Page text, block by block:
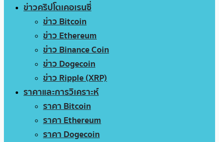
ข่าวคริปโตเคอเรนซี่
ข่าว Bitcoin
ข่าว Ethereum
ข่าว Binance Coin
ข่าว Dogecoin
ข่าว Ripple (XRP)
ราคาและการวิเคราะห์
ราคา Bitcoin
ราคา Ethereum
ราคา Dogecoin